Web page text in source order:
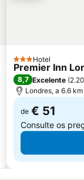
3 Estrelas
Hotel
Premier Inn
8,7 Excelente (
Londres, a 6.6
de € 51
Consulte os